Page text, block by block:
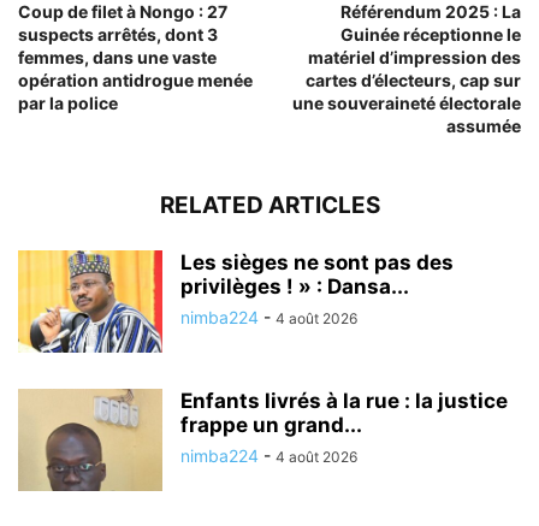
Coup de filet à Nongo : 27
suspects arrêtés, dont 3
femmes, dans une vaste
opération antidrogue menée
par la police
Référendum 2025 : La
Guinée réceptionne le
matériel d’impression des
cartes d’électeurs, cap sur
une souveraineté électorale
assumée
RELATED ARTICLES
Les sièges ne sont pas des
privilèges ! » : Dansa...
nimba224 - 4 août 2026
Enfants livrés à la rue : la justice
frappe un grand...
nimba224 - 4 août 2026